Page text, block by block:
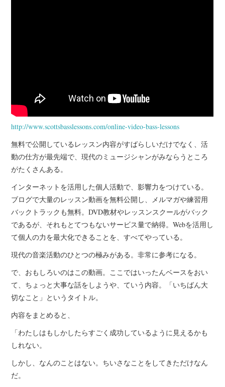
http://www.scottsbasslessons.com/online-video-bass-lessons
無料で公開しているレッスン内容がすばらしいだけでなく、活
動の仕方が最先端で、現代のミュージシャンがみならうところ
がたくさんある。
インターネットを活用した個人活動で、影響力をつけている。
ブログで大量のレッスン動画を無料公開し、メルマガや練習用
バックトラックも無料。DVD教材やレッスンスクールがバック
であるが、それもとてつもないサービス量で納得。Webを活用し
て個人の力を最大化できることを、すべてやっている。
現代の音楽活動のひとつの極みがある。非常に参考になる。
で、おもしろいのはこの動画。ここではいったんベースをおい
て、ちょっと大事な話をしようや、ていう内容。「いちばん大
切なこと」というタイトル。
内容をまとめると、
「わたしはもしかしたらすごく成功しているように見えるかも
しれない。
しかし、なんのことはない。ちいさなことをしてきただけなん
だ。